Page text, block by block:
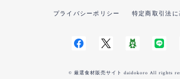
プライバシーポリシー 特定商取引法に
© 厳選食材販売サイト daidokoro All rights